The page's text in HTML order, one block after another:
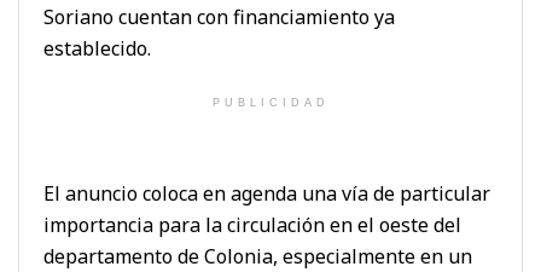
Soriano cuentan con financiamiento ya
establecido.
PUBLICIDAD
El anuncio coloca en agenda una vía de particular
importancia para la circulación en el oeste del
departamento de Colonia, especialmente en un